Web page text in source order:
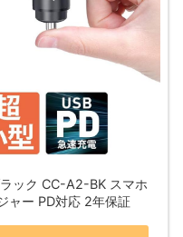
ック CC-A2-BK スマホ
ャー PD対応 2年保証